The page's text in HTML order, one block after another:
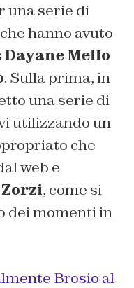
una serie di
hanno avuto
Dayane Mello
. Sulla prima, in
una serie di
utilizzando un
che
web e
Zorzi, come si
dei momenti in
Brosio al